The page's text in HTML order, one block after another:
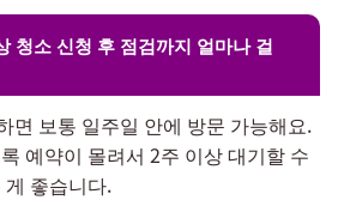
청소 신청 후 점검까지 얼마나 걸
면 보통 일주일 안에 방문 가능해요.
예약이 몰려서 2주 이상 대기할 수
좋습니다.